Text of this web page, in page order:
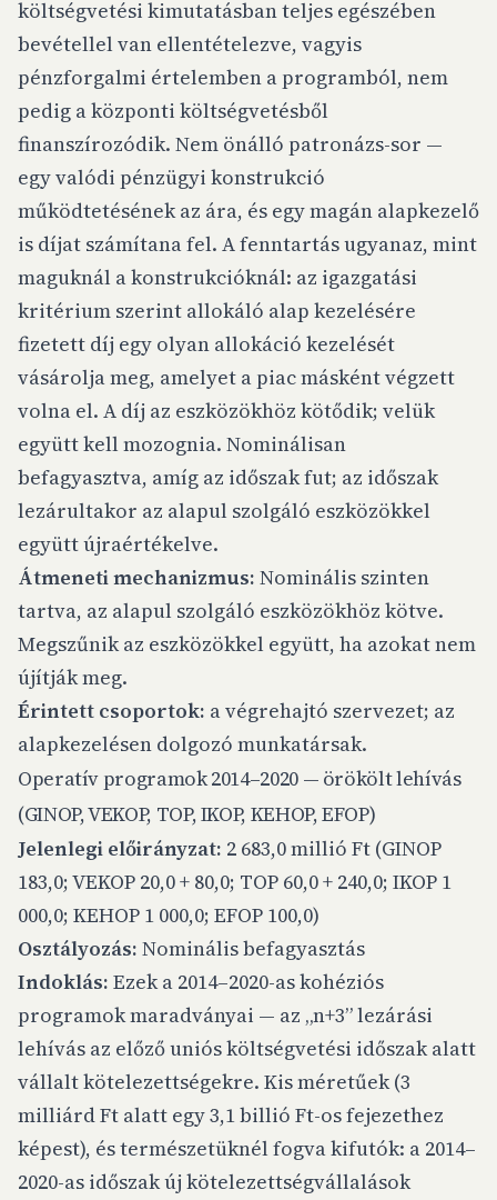
költségvetési kimutatásban teljes egészében
bevétellel van ellentételezve, vagyis
pénzforgalmi értelemben a programból, nem
pedig a központi költségvetésből
finanszírozódik. Nem önálló patronázs-sor —
egy valódi pénzügyi konstrukció
működtetésének az ára, és egy magán alapkezelő
is díjat számítana fel. A fenntartás ugyanaz, mint
maguknál a konstrukcióknál: az igazgatási
kritérium szerint allokáló alap kezelésére
fizetett díj egy olyan allokáció kezelését
vásárolja meg, amelyet a piac másként végzett
volna el. A díj az eszközökhöz kötődik; velük
együtt kell mozognia. Nominálisan
befagyasztva, amíg az időszak fut; az időszak
lezárultakor az alapul szolgáló eszközökkel
együtt újraértékelve.
Átmeneti mechanizmus: Nominális szinten
tartva, az alapul szolgáló eszközökhöz kötve.
Megszűnik az eszközökkel együtt, ha azokat nem
újítják meg.
Érintett csoportok: a végrehajtó szervezet; az
alapkezelésen dolgozó munkatársak.
Operatív programok 2014–2020 — örökölt lehívás
(GINOP, VEKOP, TOP, IKOP, KEHOP, EFOP)
Jelenlegi előirányzat: 2 683,0 millió Ft (GINOP
183,0; VEKOP 20,0 + 80,0; TOP 60,0 + 240,0; IKOP 1
000,0; KEHOP 1 000,0; EFOP 100,0)
Osztályozás: Nominális befagyasztás
Indoklás: Ezek a 2014–2020-as kohéziós
programok maradványai — az „n+3” lezárási
lehívás az előző uniós költségvetési időszak alatt
vállalt kötelezettségekre. Kis méretűek (3
milliárd Ft alatt egy 3,1 billió Ft-os fejezethez
képest), és természetüknél fogva kifutók: a 2014–
2020-as időszak új kötelezettségvállalások